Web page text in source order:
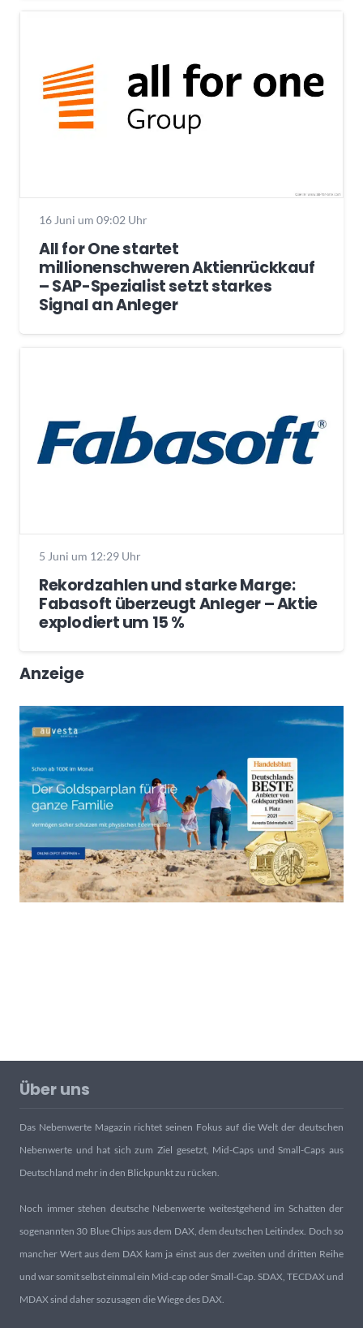
16 Juni um 09:02 Uhr
All for One startet
millionenschweren Aktienrückkauf
– SAP-Spezialist setzt starkes
Signal an Anleger
5 Juni um 12:29 Uhr
Rekordzahlen und starke Marge:
Fabasoft überzeugt Anleger – Aktie
explodiert um 15 %
Anzeige
Über uns
Das Nebenwerte Magazin richtet seinen Fokus auf die Welt der deutschen
Nebenwerte und hat sich zum Ziel gesetzt, Mid-Caps und Small-Caps aus
Deutschland mehr in den Blickpunkt zu rücken.
Noch immer stehen deutsche Nebenwerte weitestgehend im Schatten der
sogenannten 30 Blue Chips aus dem DAX, dem deutschen Leitindex. Doch so
mancher Wert aus dem DAX kam ja einst aus der zweiten und dritten Reihe
und war somit selbst einmal ein Mid-cap oder Small-Cap. SDAX, TECDAX und
MDAX sind daher sozusagen die Wiege des DAX.